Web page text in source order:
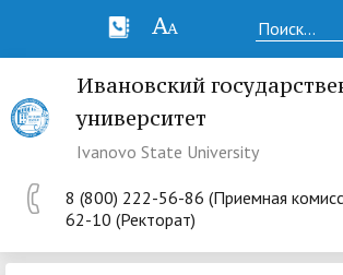
Ивановский
университет
Ivanovo State University
8 (800) 222-56-86 (Приемная
62-10 (Ректорат)